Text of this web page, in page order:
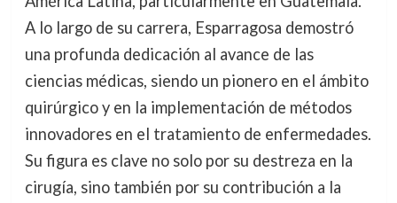
A lo largo de su carrera, Esparragosa demostró
una profunda dedicación al avance de las
ciencias médicas, siendo un pionero en el ámbito
quirúrgico y en la implementación de métodos
innovadores en el tratamiento de enfermedades.
Su figura es clave no solo por su destreza en la
cirugía, sino también por su contribución a la